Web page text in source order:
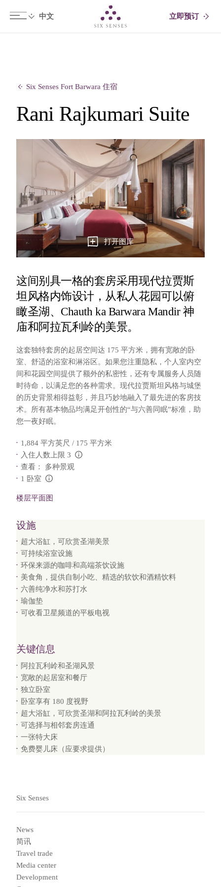
立即预订
Six Senses Fort Barwara 住宿
Rani Rajkumari Suite
打开图库
这间别具一格的套房采用现代拉贾斯
坦风格内饰设计，从私人花园可以俯
瞰圣湖、Chauth ka Barwara Mandir 神
庙和阿拉瓦利岭的美景。
这套独特套房的起居空间达 175 平方米，拥有宽敞的卧
室、舒适的浴室和淋浴区。如果您注重隐私，个人室内空
间和花园空间提供了额外的私密性，还有专属服务人员随
时待命，以满足您的各种需求。现代拉贾斯坦风格与城堡
的历史背景相得益彰，并且巧妙地融入了最先进的客房技
术。所有基本物品均满足开创性的“与六善同眠”标准，助
您一夜好眠。
1,884 平方英尺 / 175 平方米
入住人数上限 3
查看： 多种景观
1 卧室
楼层平面图
设施
超大浴缸，可欣赏圣湖美景
可持续浴室设施
环保来源的咖啡和高端茶饮设施
美食角，提供自制小吃、精选的软饮和酒精饮料
六善纯净水和苏打水
瑜伽垫
可收看卫星频道的平板电视
关键信息
阿拉瓦利岭和圣湖风景
宽敞的起居室和餐厅
独立卧室
卧室享有 180 度视野
超大浴缸，可欣赏圣湖和阿拉瓦利岭的美景
可选择与相邻套房连通
一张特大床
免费婴儿床（应要求提供）
Six Senses
News
简讯
Travel trade
Media center
Development